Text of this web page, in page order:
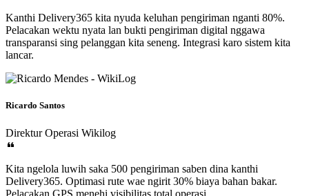
Kanthi Delivery365 kita nyuda keluhan pengiriman nganti 80%.
Pelacakan wektu nyata lan bukti pengiriman digital nggawa
transparansi sing pelanggan kita seneng. Integrasi karo sistem kita
lancar.
Ricardo Santos
Direktur Operasi Wikilog
Kita ngelola luwih saka 500 pengiriman saben dina kanthi
Delivery365. Optimasi rute wae ngirit 30% biaya bahan bakar.
Pelacakan GPS menehi visibilitas total operasi.